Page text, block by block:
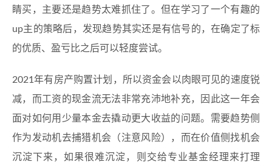
睛买，主要还是趋势太难抓住了。但在学习了一个有趣的
up主的策略后，发现趋势其实还是有信号的，在确定了标
的优质、盈亏比之后可以轻度尝试。
2021年有房产购置计划，所以资金会以肉眼可见的速度锐
减，而工资的现金流无法非常充沛地补充，因此这一年会
面对如何用少量本金去撬动更大收益的问题。需要趋势侧
作为发动机去捕猎机会（注意风险），而在价值侧找机会
沉淀下来，如果很难沉淀，则交给专业基金经理来打理